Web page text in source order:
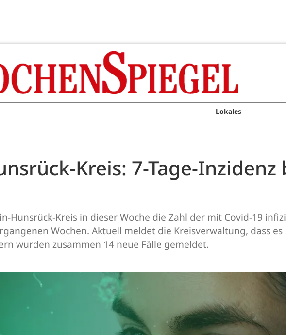
Lokales
Kreis: 7-Tage-Inzidenz
Hunsrück-Kreis in dieser Woche die Zahl der mit Covid-19
Wochen. Aktuell meldet die Kreisverwaltung, dass
wurden zusammen 14 neue Fälle gemeldet.